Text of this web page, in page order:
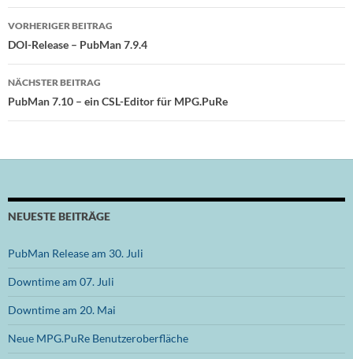
Beitragsnavigation
VORHERIGER BEITRAG
DOI-Release – PubMan 7.9.4
NÄCHSTER BEITRAG
PubMan 7.10 – ein CSL-Editor für MPG.PuRe
NEUESTE BEITRÄGE
PubMan Release am 30. Juli
Downtime am 07. Juli
Downtime am 20. Mai
Neue MPG.PuRe Benutzeroberfläche